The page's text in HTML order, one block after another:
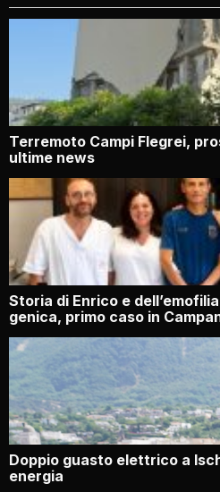
Terremoto Campi Flegrei,
ultime news
Storia di Enrico e
genica, primo caso in
Doppio guasto elettrico a
energia